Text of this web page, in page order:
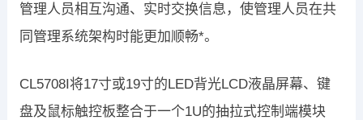
管理人员相互沟通、实时交换信息，使管理人员在共
同管理系统架构时能更加顺畅*。
CL5708I将17寸或19寸的LED背光LCD液晶屏幕、键
盘及鼠标触控板整合于一个1U的抽拉式控制端模块